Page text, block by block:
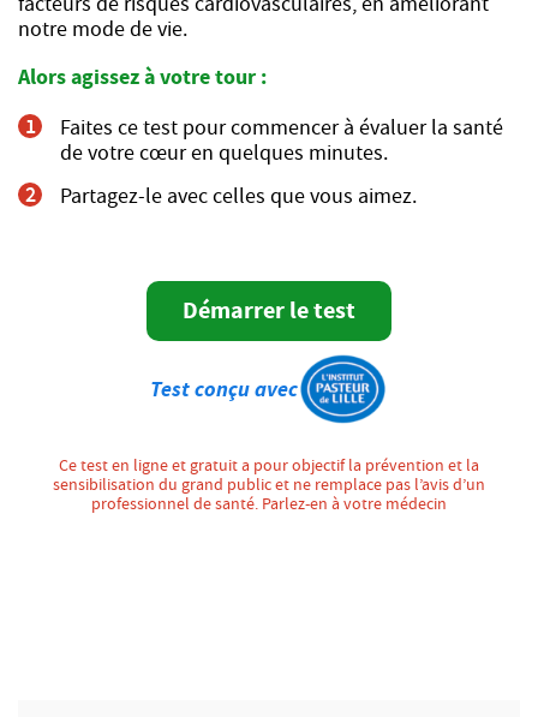
notre mode de vie.
Alors agissez à votre tour :
1
Faites ce test pour commencer à évaluer la santé
de votre cœur en quelques minutes.
2
Partagez-le avec celles que vous aimez.
Démarrer le test
Test conçu avec
Ce test en ligne et gratuit a pour objectif la prévention et la
sensibilisation du grand public et ne remplace pas l’avis d’un
professionnel de santé. Parlez-en à votre médecin